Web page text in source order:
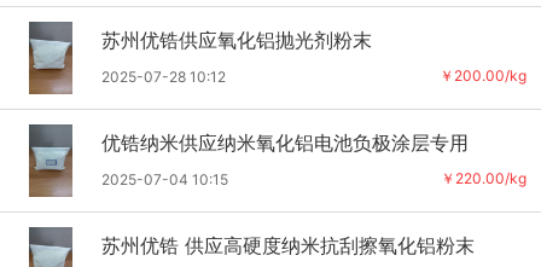
苏州优锆供应氧化铝抛光剂粉末
￥200.00/kg
2025-07-28 10:12
优锆纳米供应纳米氧化铝电池负极涂层专用
￥220.00/kg
2025-07-04 10:15
苏州优锆 供应高硬度纳米抗刮擦氧化铝粉末